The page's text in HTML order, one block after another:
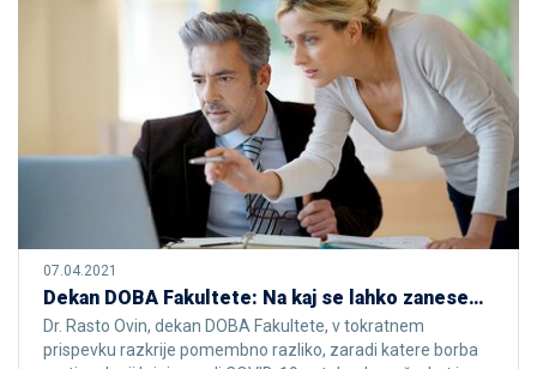
07.04.2021
Dekan DOBA Fakultete: Na kaj se lahko zanesemo?
Dr. Rasto Ovin, dekan DOBA Fakultete, v tokratnem
prispevku razkrije pomembno razliko, zaradi katere borba